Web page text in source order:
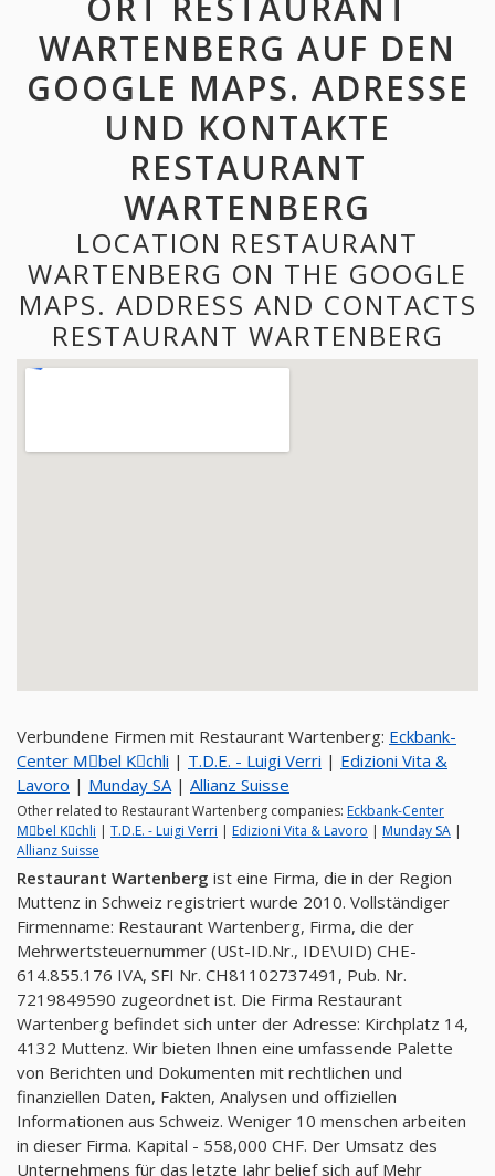
WARTENBERG AUF DEN
GOOGLE MAPS. ADRESSE
UND KONTAKTE
RESTAURANT
WARTENBERG
LOCATION RESTAURANT
WARTENBERG ON THE GOOGLE
MAPS. ADDRESS AND CONTACTS
RESTAURANT WARTENBERG
Verbundene Firmen mit Restaurant Wartenberg: Eckbank-
Center Mِbel Kِchli | T.D.E. - Luigi Verri | Edizioni Vita &
Lavoro | Munday SA| Allianz Suisse
Other related to Restaurant Wartenberg companies: Eckbank-Center
Mِbel Kِchli | T.D.E. - Luigi Verri | Edizioni Vita & Lavoro | Munday SA |
Allianz Suisse
Restaurant Wartenberg ist eine Firma, die in der Region
Muttenz in Schweiz registriert wurde 2010. Vollständiger
Firmenname: Restaurant Wartenberg, Firma, die der
Mehrwertsteuernummer (USt-ID.Nr., IDE\UID) CHE-
614.855.176 IVA, SFI Nr. CH81102737491, Pub. Nr.
7219849590 zugeordnet ist. Die Firma Restaurant
Wartenberg befindet sich unter der Adresse: Kirchplatz 14,
4132 Muttenz. Wir bieten Ihnen eine umfassende Palette
von Berichten und Dokumenten mit rechtlichen und
finanziellen Daten, Fakten, Analysen und offiziellen
Informationen aus Schweiz. Weniger 10 menschen arbeiten
in dieser Firma. Kapital - 558,000 CHF. Der Umsatz des
Unternehmens für das letzte Jahr belief sich auf Mehr